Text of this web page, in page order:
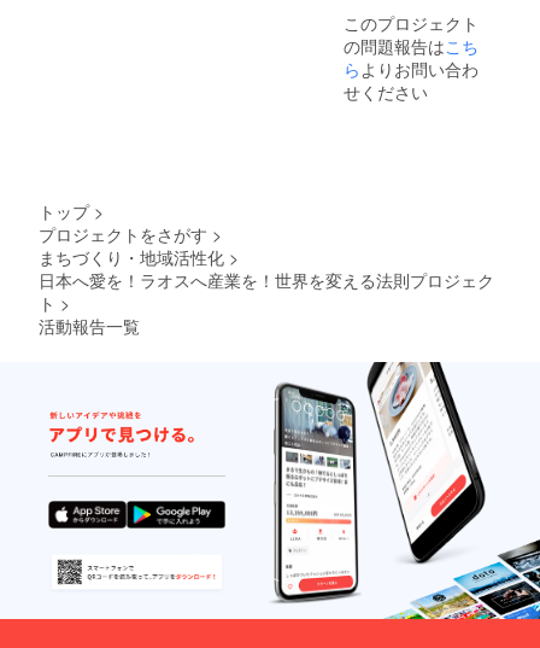
了承く
ださい
ませ。
私たち
の活動
す。一
定。
の土壌
ででき
た草木
で染め
たシル
す。 天
然の為
のでお
色や長
さ形に
関して
はこち
らにお
任せに
なりま
す。ご
了承く
ださい
ませ。
高松市
のお食
このプロジェクト
の問題報告はこち
ら よりお問い合わ
せください
トップ >
プロジェクトをさがす >
まちづくり・地域活性化 >
日本へ愛を！ラオスへ産業を！世界を変える法則プロジェク
ト >
活動報告一覧